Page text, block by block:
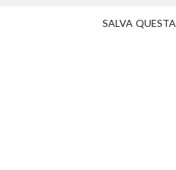
SALVA